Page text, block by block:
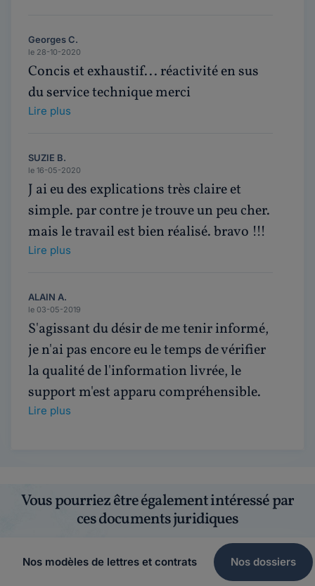
Georges C.
le 28-10-2020
Concis et exhaustif... réactivité en sus
du service technique merci
Lire plus
SUZIE B.
le 16-05-2020
J ai eu des explications très claire et
simple. par contre je trouve un peu cher.
mais le travail est bien réalisé. bravo !!!
Lire plus
ALAIN A.
le 03-05-2019
S'agissant du désir de me tenir informé,
je n'ai pas encore eu le temps de vérifier
la qualité de l'information livrée, le
support m'est apparu compréhensible.
Lire plus
Vous pourriez être également intéressé par
ces documents juridiques
Nos modèles de lettres et contrats Nos dossiers